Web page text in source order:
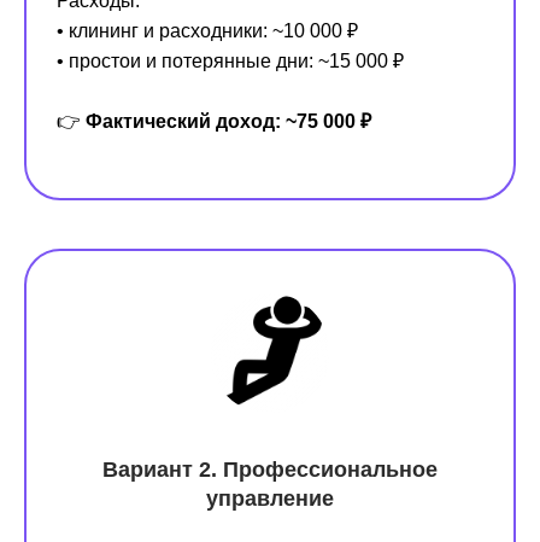
• клининг и расходники: ~10 000 ₽
• простои и потерянные дни: ~15 000 ₽
👉 Фактический доход: ~75 000 ₽
Вариант 2. Профессиональное
управление